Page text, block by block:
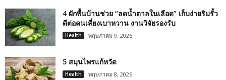
4 ผักพื้นบ้านช่วย “ลดน้ำตาลในเลือด” เก็บง่ายริมรั้ว
ดีต่อคนเสี่ยงเบาหวาน งานวิจัยรองรับ
Health พฤษภาคม 9, 2026
5 สมุนไพรแก้หวัด
Health พฤษภาคม 8, 2026